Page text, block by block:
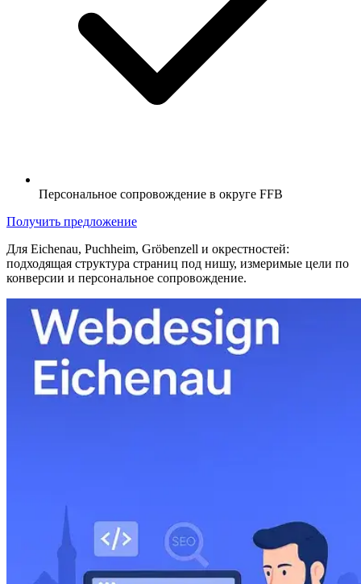
Персональное сопровождение в округе FFB
Получить предложение
Для Eichenau, Puchheim, Gröbenzell и окрестностей:
подходящая структура страниц под нишу, измеримые цели по
конверсии и персональное сопровождение.